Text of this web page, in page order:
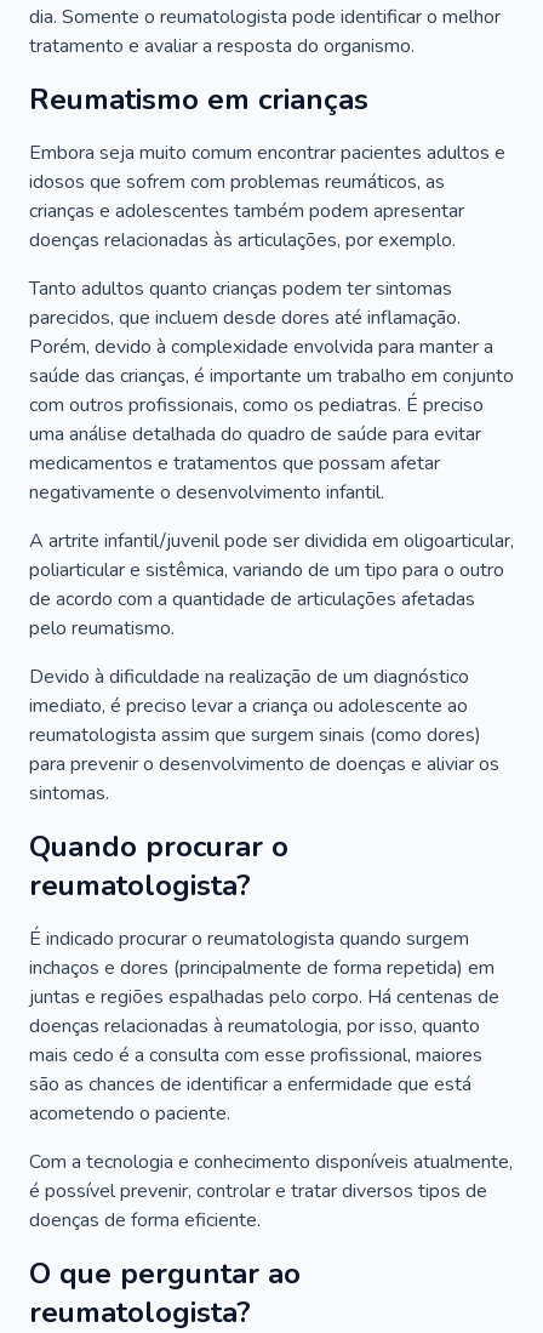
dia. Somente o reumatologista pode identificar o melhor
tratamento e avaliar a resposta do organismo.
Reumatismo em crianças
Embora seja muito comum encontrar pacientes adultos e
idosos que sofrem com problemas reumáticos, as
crianças e adolescentes também podem apresentar
doenças relacionadas às articulações, por exemplo.
Tanto adultos quanto crianças podem ter sintomas
parecidos, que incluem desde dores até inflamação.
Porém, devido à complexidade envolvida para manter a
saúde das crianças, é importante um trabalho em conjunto
com outros profissionais, como os pediatras. É preciso
uma análise detalhada do quadro de saúde para evitar
medicamentos e tratamentos que possam afetar
negativamente o desenvolvimento infantil.
A artrite infantil/juvenil pode ser dividida em oligoarticular,
poliarticular e sistêmica, variando de um tipo para o outro
de acordo com a quantidade de articulações afetadas
pelo reumatismo.
Devido à dificuldade na realização de um diagnóstico
imediato, é preciso levar a criança ou adolescente ao
reumatologista assim que surgem sinais (como dores)
para prevenir o desenvolvimento de doenças e aliviar os
sintomas.
Quando procurar o
reumatologista?
É indicado procurar o reumatologista quando surgem
inchaços e dores (principalmente de forma repetida) em
juntas e regiões espalhadas pelo corpo. Há centenas de
doenças relacionadas à reumatologia, por isso, quanto
mais cedo é a consulta com esse profissional, maiores
são as chances de identificar a enfermidade que está
acometendo o paciente.
Com a tecnologia e conhecimento disponíveis atualmente,
é possível prevenir, controlar e tratar diversos tipos de
doenças de forma eficiente.
O que perguntar ao
reumatologista?